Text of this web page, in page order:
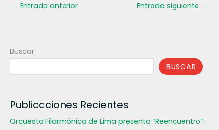
← Entrada anterior Entrada siguiente →
Buscar
BUSCAR
Publicaciones Recientes
Orquesta Filarmónica de Lima presenta “Reencuentro”: